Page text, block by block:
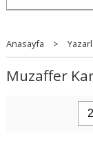
Anasayfa >
Muzaffer